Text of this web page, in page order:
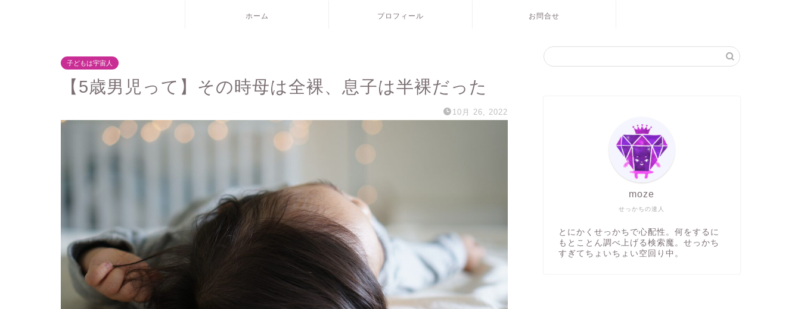
ホーム プロフィール お問合せ
子どもは宇宙人
【5歳男児って】その時母は全裸、息子は半裸だった
10月 26, 2022
せっかちの達人
moze
とにかくせっかちで心配性。何をするに
もとことん調べ上げる検索魔。せっかち
すぎてちょいちょい空回り中。